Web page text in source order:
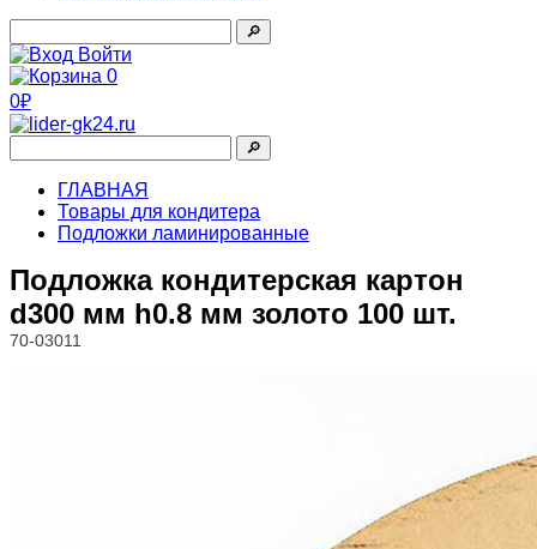
🔎︎
Войти
0
0₽
🔎︎
ГЛАВНАЯ
Товары для кондитера
Подложки ламинированные
Подложка кондитерская картон
d300 мм h0.8 мм золото 100 шт.
70-03011